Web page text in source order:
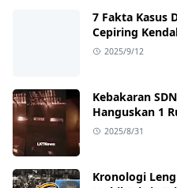
7 Fakta Kasus
Cepiring
Kronologi,
2025/9/12
Kebakaran
Hanguskan 1
2025/8/31
Kronologi